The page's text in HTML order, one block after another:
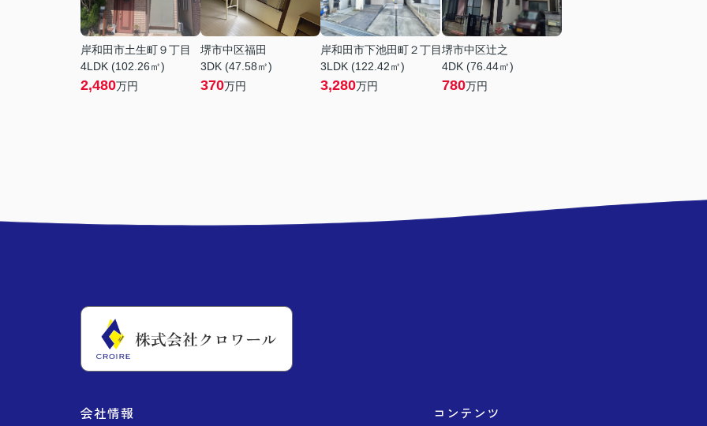
岸和田市土生町９丁目
4LDK (102.26㎡)
2,480万円
堺市中区福田
3DK (47.58㎡)
370万円
岸和田市下池田町２丁目
3LDK (122.42㎡)
3,280万円
堺市中区辻之
4DK (76.44㎡)
780万円
会社情報 コンテンツ